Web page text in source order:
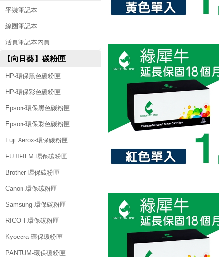
平裝筆記本
線圈筆記本
活頁筆記本內頁
【向日葵】碳粉匣
HP-環保黑色碳粉匣
HP-環保彩色碳粉匣
Epson-環保黑色碳粉匣
Epson-環保彩色碳粉匣
Fuji Xerox-環保碳粉匣
FUJIFILM-環保碳粉匣
Brother-環保碳粉匣
Canon-環保碳粉匣
Samsung-環保碳粉匣
RICOH-環保碳粉匣
Kyocera-環保碳粉匣
PANTUM-環保碳粉匣